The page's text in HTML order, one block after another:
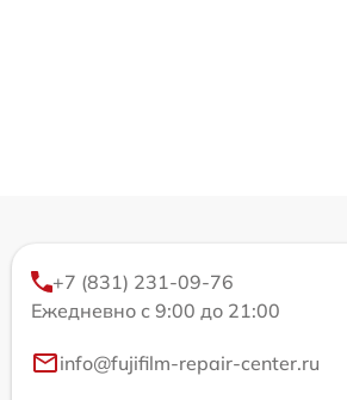
+7 (831) 231-09-76
Ежедневно с 9:00 до 21:00
info@fujifilm-repair-center.ru